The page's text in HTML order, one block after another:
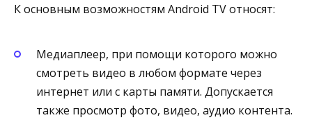
К основным возможностям Android TV относят:
Медиаплеер, при помощи которого можно
смотреть видео в любом формате через
интернет или с карты памяти. Допускается
также просмотр фото, видео, аудио контента.